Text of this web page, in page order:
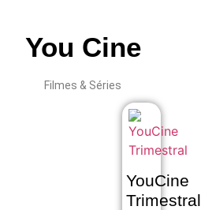
You Cine
Filmes & Séries
YouCine
Trimestral